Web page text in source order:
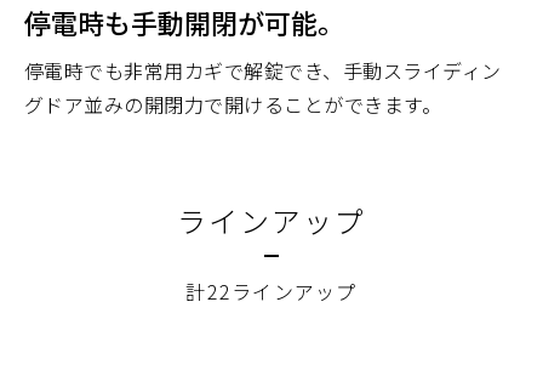
停電時も手動開閉が可能。
停電時でも非常用カギで解錠でき、手動スライディン
グドア並みの開閉力で開けることができます。
ラインアップ
計22ラインアップ